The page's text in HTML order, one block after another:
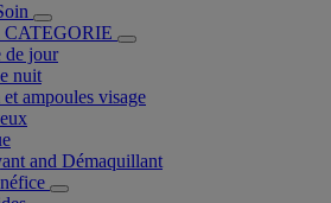
CATEGORIE
de jour
nuit
et ampoules visage
and Démaquillant